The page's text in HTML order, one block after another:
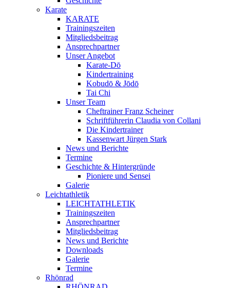
Karate
KARATE
Trainingszeiten
Mitgliedsbeitrag
Ansprechpartner
Unser Angebot
Karate-Dō
Kindertraining
Kobudō & Jōdō
Tai Chi
Unser Team
Cheftrainer Franz Scheiner
Schriftführerin Claudia von Collani
Die Kindertrainer
Kassenwart Jürgen Stark
News und Berichte
Termine
Geschichte & Hintergründe
Pioniere und Sensei
Galerie
Leichtathletik
LEICHTATHLETIK
Trainingszeiten
Ansprechpartner
Mitgliedsbeitrag
News und Berichte
Downloads
Galerie
Termine
Rhönrad